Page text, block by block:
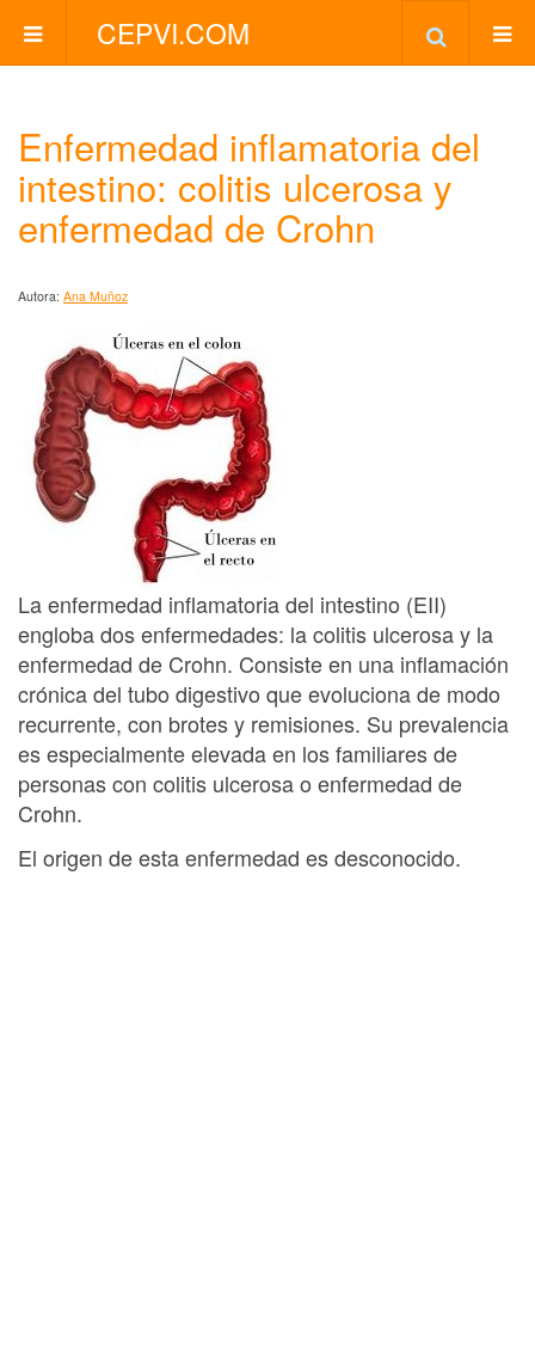
CEPVI.COM
Enfermedad inflamatoria del
intestino: colitis ulcerosa y
enfermedad de Crohn
Autora: Ana Muñoz
La enfermedad inflamatoria del intestino (EII)
engloba dos enfermedades: la colitis ulcerosa y la
enfermedad de Crohn. Consiste en una inflamación
crónica del tubo digestivo que evoluciona de modo
recurrente, con brotes y remisiones. Su prevalencia
es especialmente elevada en los familiares de
personas con colitis ulcerosa o enfermedad de
Crohn.
El origen de esta enfermedad es desconocido.